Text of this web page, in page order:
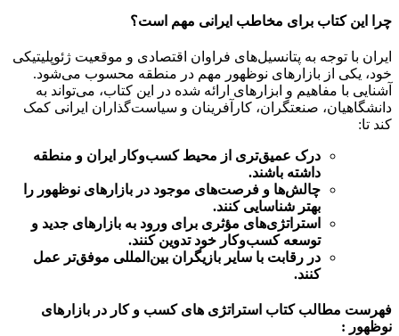
چرا این کتاب برای مخاطب ایرانی مهم است؟
ایران با توجه به پتانسیل‌های فراوان اقتصادی و موقعیت ژئوپلیتیکی
خود، یکی از بازارهای نوظهور مهم در منطقه محسوب می‌شود.
آشنایی با مفاهیم و ابزارهای ارائه شده در این کتاب، می‌تواند به
دانشگاهیان، صنعتگران، کارآفرینان و سیاست‌گذاران ایرانی کمک
کند تا:
درک عمیق‌تری از محیط کسب‌وکار ایران و منطقه
داشته باشند.
چالش‌ها و فرصت‌های موجود در بازارهای نوظهور را
بهتر شناسایی کنند.
استراتژی‌های مؤثری برای ورود به بازارهای جدید و
توسعه کسب‌وکار خود تدوین کنند.
در رقابت با سایر بازیگران بین‌المللی موفق‌تر عمل
کنند.
فهرست مطالب کتاب استراتژی های کسب و کار در بازارهای
نوظهور :